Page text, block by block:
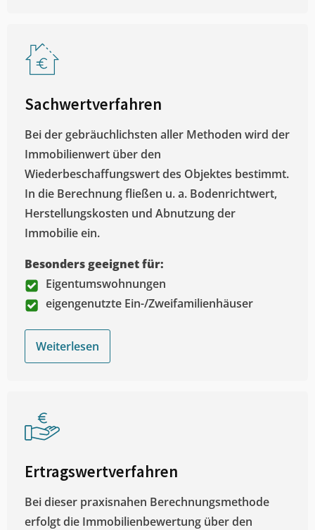
Sachwertverfahren
Bei der gebräuchlichsten aller Methoden wird der
Immobilienwert über den
Wiederbeschaffungswert des Objektes bestimmt.
In die Berechnung fließen u. a. Bodenrichtwert,
Herstellungskosten und Abnutzung der
Immobilie ein.
Besonders geeignet für:
Eigentumswohnungen
eigengenutzte Ein-/Zweifamilienhäuser
Weiterlesen
Ertragswertverfahren
Bei dieser praxisnahen Berechnungsmethode
erfolgt die Immobilienbewertung über den